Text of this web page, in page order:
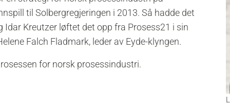
til Solbergregjeringen i 2013. Så hadde det
Kreutzer løftet det opp fra Prosess21 i sin
Falch Fladmark, leder av Eyde-klyngen.
for norsk prosessindustri.